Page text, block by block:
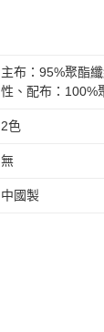
主布：95%聚酯
性、配布：100%
2色
無
中國製